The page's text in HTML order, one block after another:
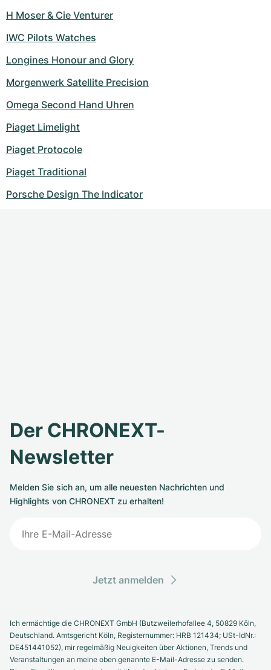
H Moser & Cie Venturer
IWC Pilots Watches
Longines Honour and Glory
Morgenwerk Satellite Precision
Omega Second Hand Uhren
Piaget Limelight
Piaget Protocole
Piaget Traditional
Porsche Design The Indicator
Der CHRONEXT-
Newsletter
Melden Sie sich an, um alle neuesten Nachrichten und
Highlights von CHRONEXT zu erhalten!
Jetzt anmelden
Ich ermächtige die CHRONEXT GmbH (Butzweilerhofallee 4, 50829 Köln,
Deutschland. Amtsgericht Köln, Registernummer: HRB 121434; USt-IdNr.:
DE451441052), mir regelmäßig Neuigkeiten über Aktionen, Trends und
Veranstaltungen an meine oben genannte E-Mail-Adresse zu senden.